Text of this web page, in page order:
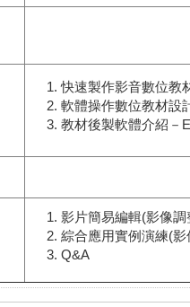
快速製作影音數位教
軟體操作數位教材設
教材後製軟體介紹－
影片簡易編輯(影像
綜合應用實例演練(
Q&A